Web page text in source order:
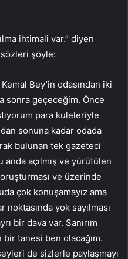
ihtimali var.” diyen
sözleri şöyle:
Bey’in odasından iki
sonra geçeceğim. Önce
para kuleleriyle
sonuna kadar odada
bulunan tek gazeteci
açılmış ve yürütülen
ve üzerinde
çok konuşamayız ama
yok sayılması
bir dava var. Sanırım
tanesi ben olacağım.
de sizlerle paylaşmayı